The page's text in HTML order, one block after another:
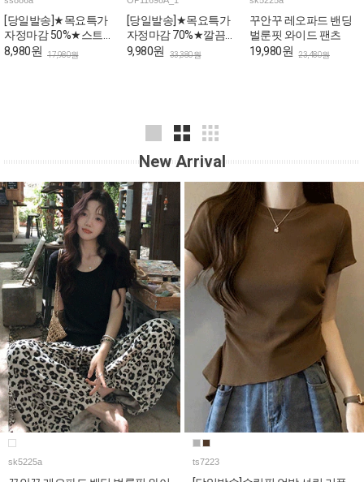
[당일발송]★목요특가
자정마감 50%★스트라
이프 쫀쫀 골지 나시
8,980원 17,980원
[당일발송]★목요특가
자정마감 70%★깔끔한
핀턱라인 민소매 롱 원
9,980원 33,380원
꾸안꾸 레오파드 밴딩
벌룬핏 와이드 팬츠
19,980원 23,480원
New Arrival
sk5225a ts7223